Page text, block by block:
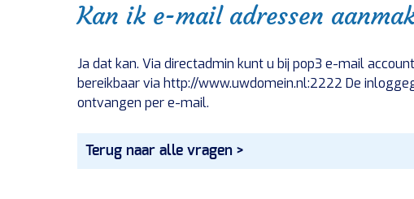
Kan ik e-mail adressen
Ja dat kan. Via directadmin kunt u bij pop3 e-mail
bereikbaar via http://www.uwdomein.nl:2222 De
ontvangen per e-mail.
Terug naar alle vragen >